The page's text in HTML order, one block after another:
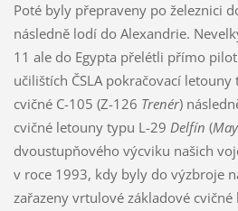
Poté byly přepraveny po železnici
následně lodí do Alexandrie.
11 ale do Egypta přelétli přímo
učilištích ČSLA pokračovací
cvičné C-105 (Z-126 Trenér)
cvičné letouny typu L-29 Delfín (
dvoustupňového výcviku našich
v roce 1993, kdy byly do výzbroje
zařazeny vrtulové základové